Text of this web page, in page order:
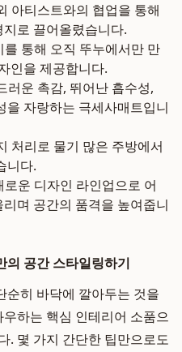
아티스트와의 협업을 통해
로 끌어올렸습니다.
를 통해 오직 뚜누에서만 만
인을 제공합니다.
러운 촉감, 뛰어난 흡수성,
을 자랑하는 극세사매트입니
처리로 물기 많은 주방에서
니다.
로운 디자인 라인업으로 어
며 공간의 품격을 높여줍니
의 공간 스타일링하기
순히 바닥에 깔아두는 것을
하는 핵심 인테리어 소품으
. 몇 가지 간단한 팁만으로도